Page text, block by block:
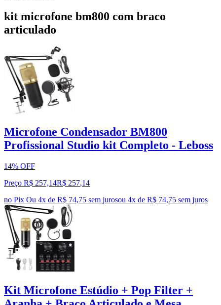
kit microfone bm800 com braco
articulado
Microfone Condensador BM800
Profissional Studio kit Completo - Leboss
14% OFF
Preço R$ 257,14R$ 257,14
no Pix Ou 4x de R$ 74,75 sem jurosou 4x de R$ 74,75 sem juros
Kit Microfone Estúdio + Pop Filter +